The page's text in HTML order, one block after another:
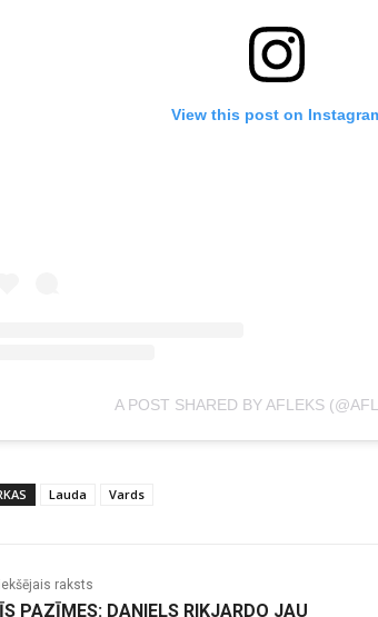
View this post on
A POST SHARED BY AFLEKS
Lauda Vards
raksts
PAZĪMES: DANIELS RIKJARDO JAU